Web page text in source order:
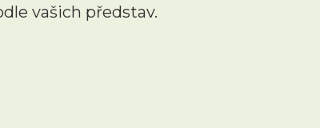
vašich představ.